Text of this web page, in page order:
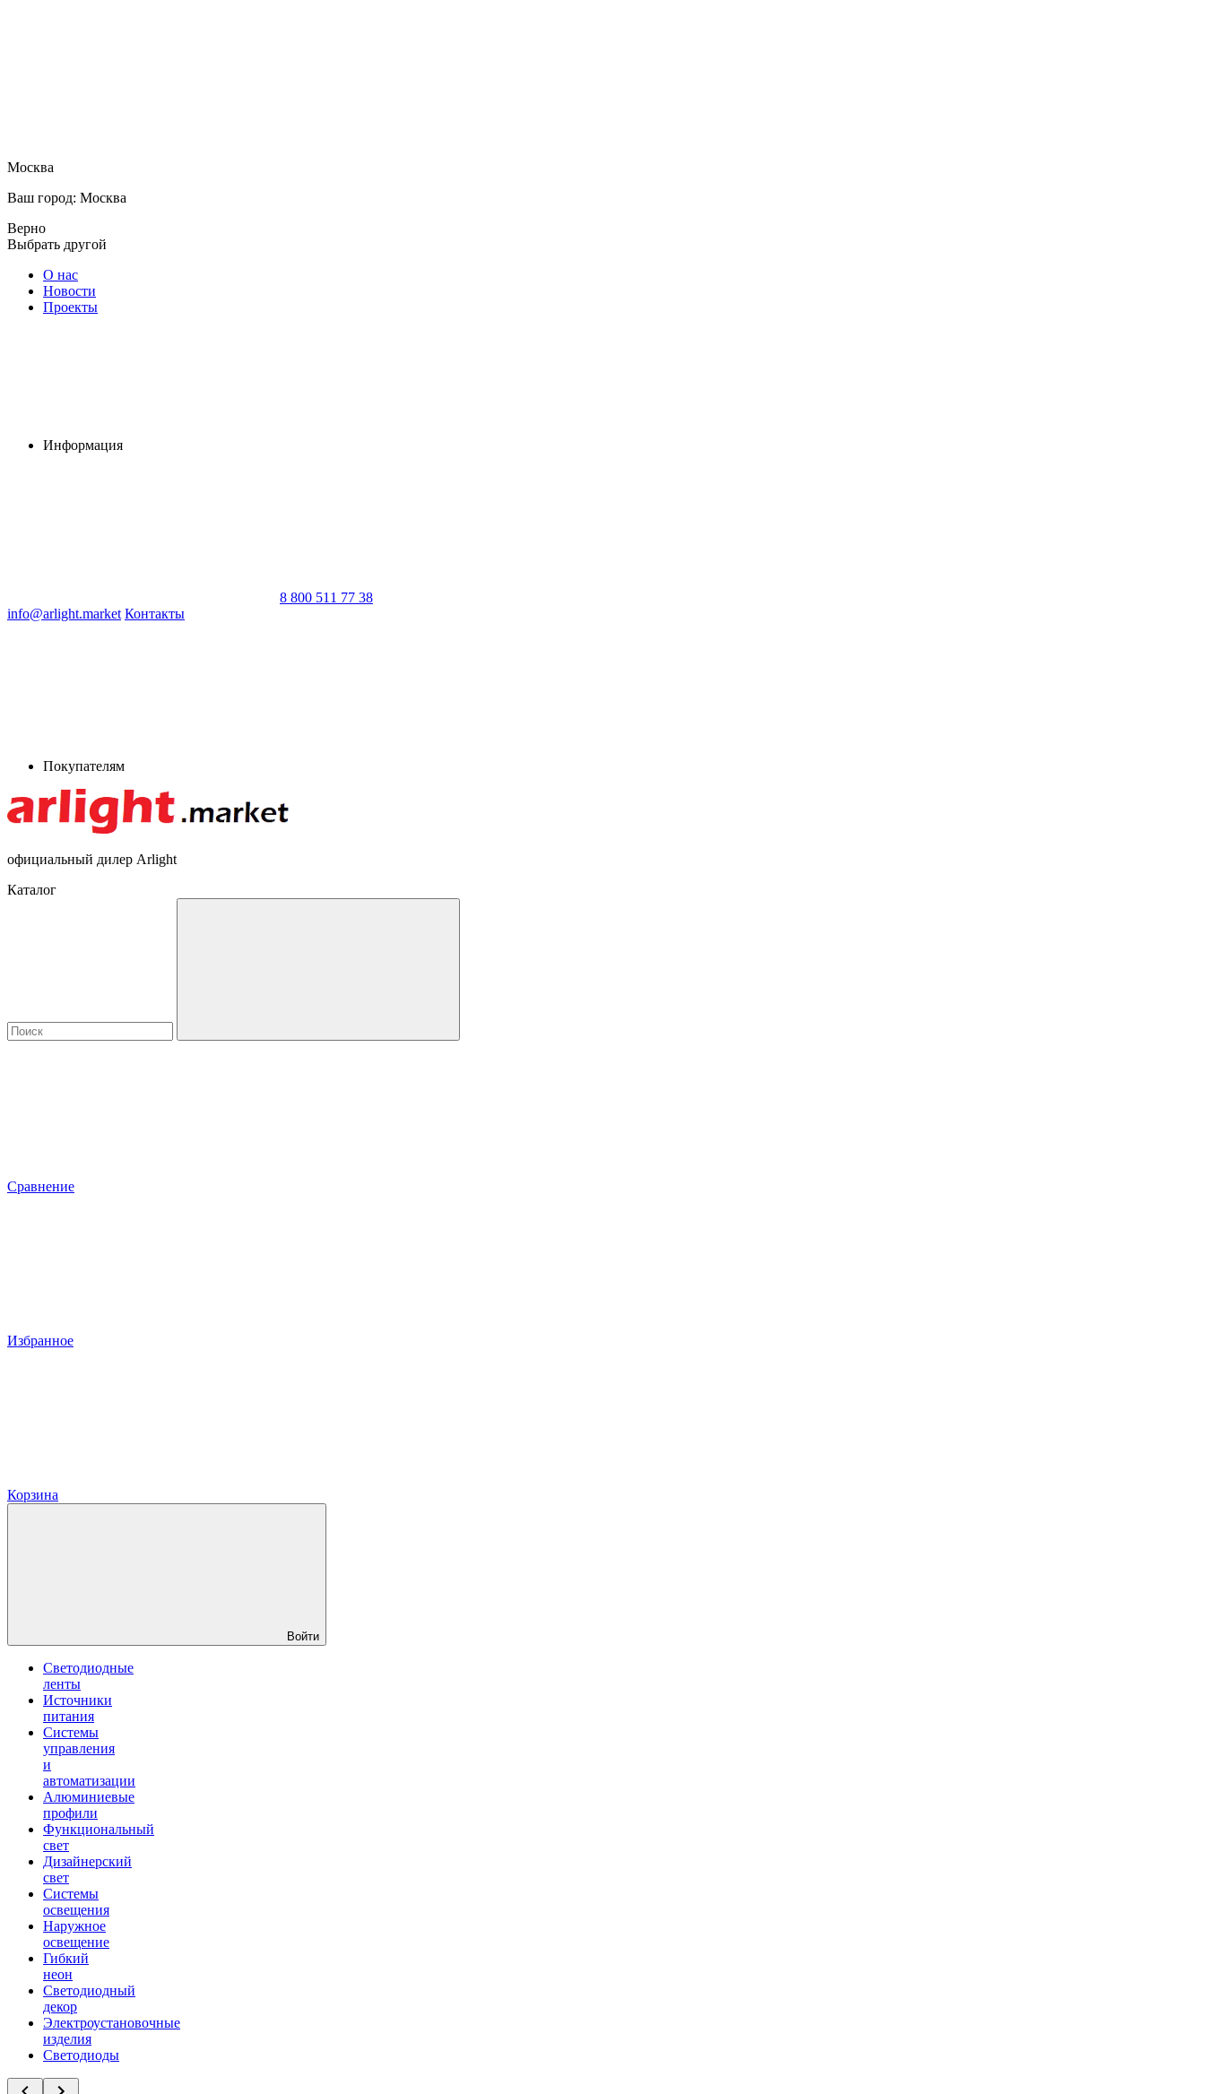
Москва
Ваш город: Москва
Верно
Выбрать другой
О нас
Новости
Проекты
Информация
8 800 511 77 38
info@arlight.market Контакты
Покупателям
официальный дилер Arlight
Каталог
Сравнение
Избранное
Корзина
Войти
Светодиодные
ленты
Источники
питания
Системы
управления
и
автоматизации
Алюминиевые
профили
Функциональный
свет
Дизайнерский
свет
Системы
освещения
Наружное
освещение
Гибкий
неон
Светодиодный
декор
Электроустановочные
изделия
Светодиоды